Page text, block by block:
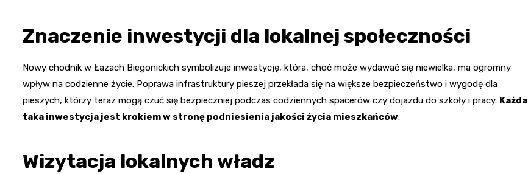
Znaczenie inwestycji dla lokalnej społeczności
Nowy chodnik w Łazach Biegonickich symbolizuje inwestycję, która, choć może wydawać się niewielka, ma ogromny
wpływ na codzienne życie. Poprawa infrastruktury pieszej przekłada się na większe bezpieczeństwo i wygodę dla
pieszych, którzy teraz mogą czuć się bezpieczniej podczas codziennych spacerów czy dojazdu do szkoły i pracy. Każda
taka inwestycja jest krokiem w stronę podniesienia jakości życia mieszkańców.
Wizytacja lokalnych władz